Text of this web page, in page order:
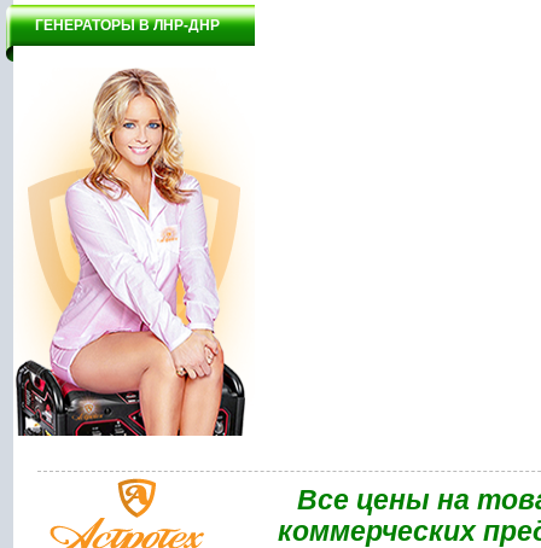
ГЕНЕРАТОРЫ В ЛНР-ДНР
Bce цены на
коммерческих